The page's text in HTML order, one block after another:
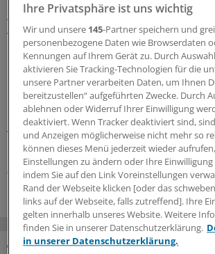
WIdO-Qualitätsmonitor 2026
Tumoroperationen:
beschleunigen die Zentralisierung
Krebsversorgung
Der WIdO-Qualitätsmonitor 2026 weist
komplexe Tumoroperationen steigende
Krankenhaus aus. Damit konzentriert
Versorgung auf weniger Kliniken.
Kooperation|In Kooperation mit:AOK-
06.08.2026
Ihre Privatsphäre ist uns wichtig
Wir und unsere 145-Partner speichern und
personenbezogene Daten wie Browserdaten
Kennungen auf Ihrem Gerät zu. Durch
aktivieren Sie Tracking-Technologien für die
unsere Partner verarbeiten Daten, um Ihnen
bereitzustellen“ aufgeführten Zwecke. Durch
ablehnen oder Widerruf Ihrer Einwilligung
deaktiviert. Wenn Tracker deaktiviert sind,
und Anzeigen möglicherweise nicht mehr so
können dieses Menü jederzeit wieder
Einstellungen zu ändern oder Ihre
indem Sie auf den Link Voreinstellungen
Rand der Webseite klicken [oder das
links auf der Webseite, falls zutreffend]. Ihre
gelten innerhalb unseres Website. Weitere
finden Sie in unserer Datenschutzerklärung.
in unserer Datenschutzerklärung.